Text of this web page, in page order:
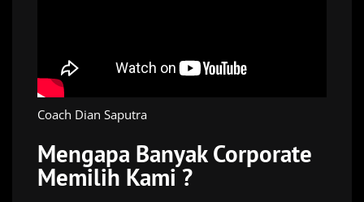
Coach Dian Saputra
Mengapa Banyak Corporate
Memilih Kami ?